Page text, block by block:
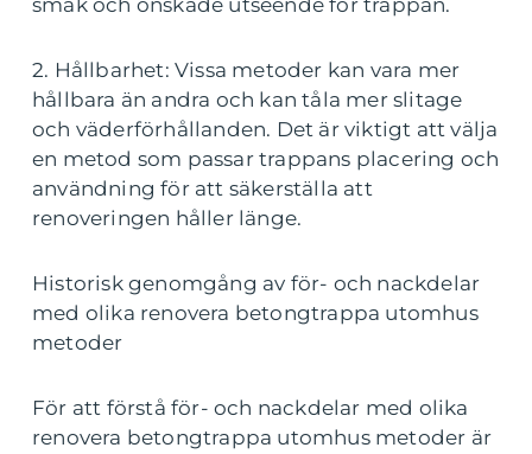
smak och önskade utseende för trappan.
2. Hållbarhet: Vissa metoder kan vara mer
hållbara än andra och kan tåla mer slitage
och väderförhållanden. Det är viktigt att välja
en metod som passar trappans placering och
användning för att säkerställa att
renoveringen håller länge.
Historisk genomgång av för- och nackdelar
med olika renovera betongtrappa utomhus
metoder
För att förstå för- och nackdelar med olika
renovera betongtrappa utomhus metoder är